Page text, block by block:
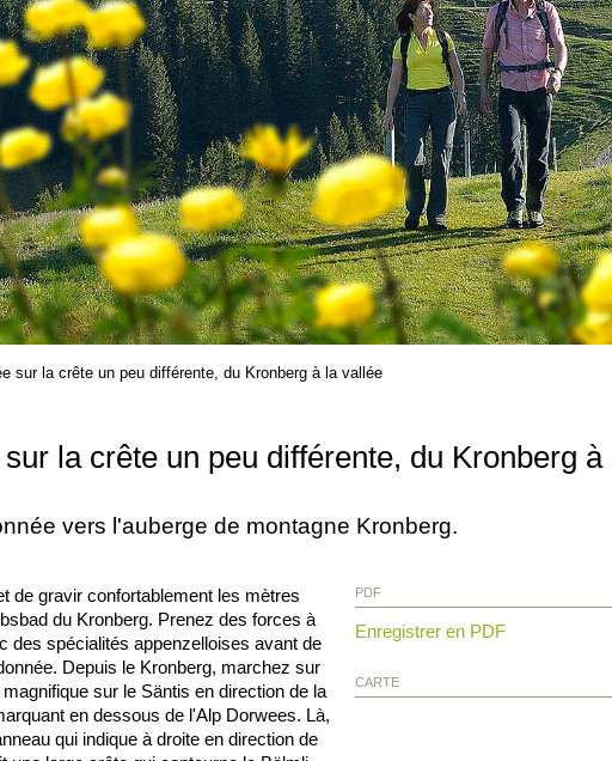
sur la crête un peu différente, du Kronberg à la vallée
la crête un peu différente, du Kronberg
vers l'auberge de montagne Kronberg.
de gravir confortablement les mètres
du Kronberg. Prenez des forces à
des spécialités appenzelloises avant de
Depuis le Kronberg, marchez sur
sur le Säntis en direction de la
en dessous de l'Alp Dorwees. Là,
qui indique à droite en direction de
PDF
Enregistrer en PDF
CARTE